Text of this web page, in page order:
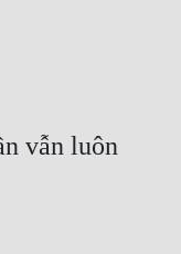
vẫn luôn